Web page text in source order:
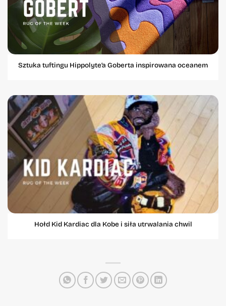
Sztuka tuftingu Hippolyte’a Goberta inspirowana oceanem
Hołd Kid Kardiac dla Kobe i siła utrwalania chwil